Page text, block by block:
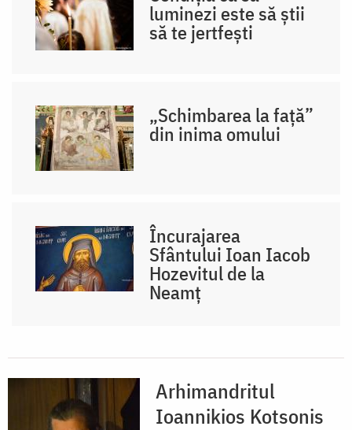
luminezi este să știi
să te jertfești
„Schimbarea la față”
din inima omului
Încurajarea
Sfântului Ioan Iacob
Hozevitul de la
Neamț
Arhimandritul
Ioannikios Kotsonis